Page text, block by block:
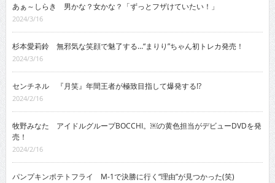
あぁ～しらき 男かな？女かな？「ずっとフザけていたい！」
2024/3/16
杉本愛莉鈴 無邪気な笑顔で魅了する…“まりり”ちゃん初トレカ発売！
2024/3/16
センチネル 『月笑』年間王者が極致目指して爆発する!?
2024/2/16
牧野みなた アイドルグループBOCCHI。￼の黄色担当がデビューDVDを発
売！
2024/2/16
パンプキンポテトフライ M-1で決勝に行く“理由”が見つかった(笑)